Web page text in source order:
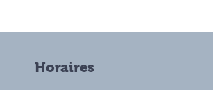
Horaires